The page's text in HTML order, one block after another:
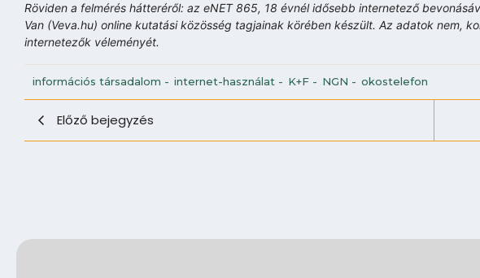
Röviden a felmérés hátteréről: az eNET 865, 18 évnél idősebb internetező
Van (Veva.hu) online kutatási közösség tagjainak körében készült. Az adatok nem,
internetezők véleményét.
információs társadalom - internet-használat - K+F - NGN - okostelefon
Előző bejegyzés